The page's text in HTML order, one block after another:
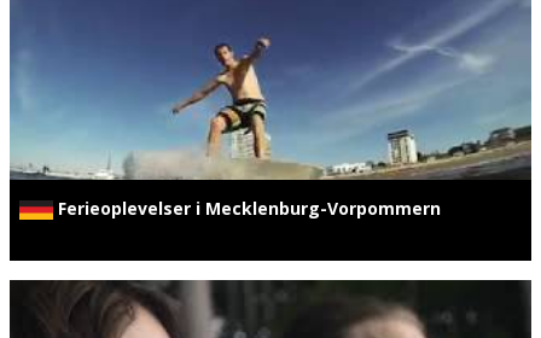
Ferieoplevelser i Mecklenburg-Vorpommern